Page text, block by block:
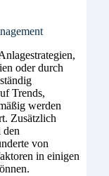
oder durch
Trends,
werden
Zusätzlich
den
von
in einigen